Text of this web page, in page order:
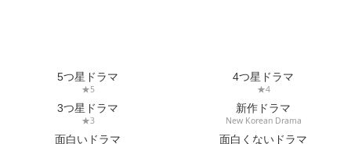
5つ星ドラマ
★5
4つ星ドラマ
★4
3つ星ドラマ
★3
新作ドラマ
New Korean Drama
面白いドラマ 面白くないドラマ